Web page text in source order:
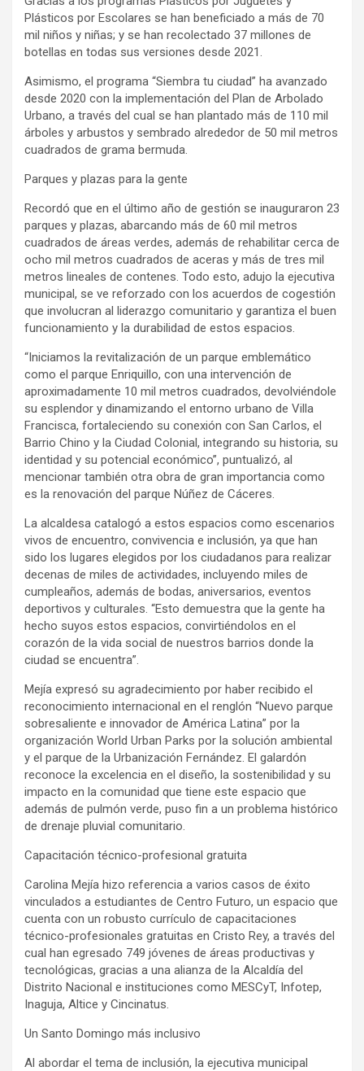
Plásticos por Escolares se han beneficiado a más de 70
mil niños y niñas; y se han recolectado 37 millones de
botellas en todas sus versiones desde 2021.
Asimismo, el programa “Siembra tu ciudad” ha avanzado
desde 2020 con la implementación del Plan de Arbolado
Urbano, a través del cual se han plantado más de 110 mil
árboles y arbustos y sembrado alrededor de 50 mil metros
cuadrados de grama bermuda.
Parques y plazas para la gente
Recordó que en el último año de gestión se inauguraron 23
parques y plazas, abarcando más de 60 mil metros
cuadrados de áreas verdes, además de rehabilitar cerca de
ocho mil metros cuadrados de aceras y más de tres mil
metros lineales de contenes. Todo esto, adujo la ejecutiva
municipal, se ve reforzado con los acuerdos de cogestión
que involucran al liderazgo comunitario y garantiza el buen
funcionamiento y la durabilidad de estos espacios.
“Iniciamos la revitalización de un parque emblemático
como el parque Enriquillo, con una intervención de
aproximadamente 10 mil metros cuadrados, devolviéndole
su esplendor y dinamizando el entorno urbano de Villa
Francisca, fortaleciendo su conexión con San Carlos, el
Barrio Chino y la Ciudad Colonial, integrando su historia, su
identidad y su potencial económico”, puntualizó, al
mencionar también otra obra de gran importancia como
es la renovación del parque Núñez de Cáceres.
La alcaldesa catalogó a estos espacios como escenarios
vivos de encuentro, convivencia e inclusión, ya que han
sido los lugares elegidos por los ciudadanos para realizar
decenas de miles de actividades, incluyendo miles de
cumpleaños, además de bodas, aniversarios, eventos
deportivos y culturales. “Esto demuestra que la gente ha
hecho suyos estos espacios, convirtiéndolos en el
corazón de la vida social de nuestros barrios donde la
ciudad se encuentra”.
Mejía expresó su agradecimiento por haber recibido el
reconocimiento internacional en el renglón “Nuevo parque
sobresaliente e innovador de América Latina” por la
organización World Urban Parks por la solución ambiental
y el parque de la Urbanización Fernández. El galardón
reconoce la excelencia en el diseño, la sostenibilidad y su
impacto en la comunidad que tiene este espacio que
además de pulmón verde, puso fin a un problema histórico
de drenaje pluvial comunitario.
Capacitación técnico-profesional gratuita
Carolina Mejía hizo referencia a varios casos de éxito
vinculados a estudiantes de Centro Futuro, un espacio que
cuenta con un robusto currículo de capacitaciones
técnico-profesionales gratuitas en Cristo Rey, a través del
cual han egresado 749 jóvenes de áreas productivas y
tecnológicas, gracias a una alianza de la Alcaldía del
Distrito Nacional e instituciones como MESCyT, Infotep,
Inaguja, Altice y Cincinatus.
Un Santo Domingo más inclusivo
Al abordar el tema de inclusión, la ejecutiva municipal